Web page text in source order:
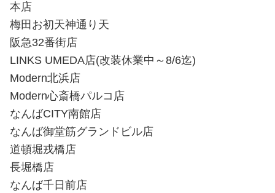
本店
梅田お初天神通り天
阪急32番街店
LINKS UMEDA店(改装休業中～8/6迄)
Modern北浜店
Modern心斎橋パルコ店
なんばCITY南館店
なんば御堂筋グランドビル店
道頓堀戎橋店
長堀橋店
なんば千日前店